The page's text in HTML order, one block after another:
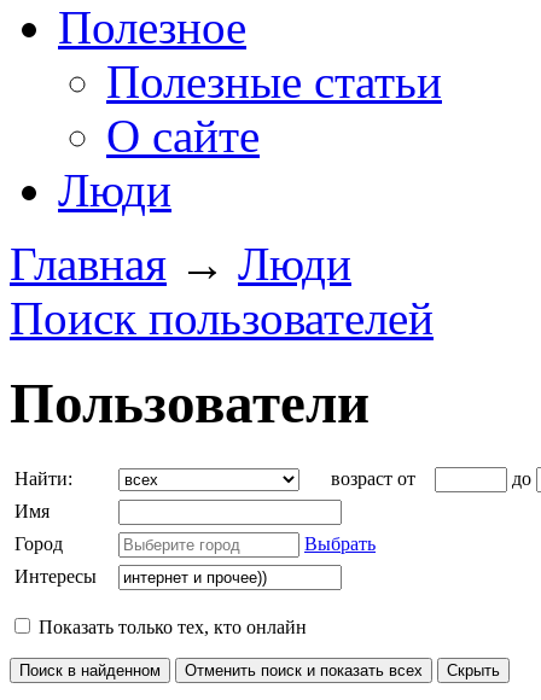
Полезное
Полезные статьи
О сайте
Люди
Главная → Люди
Поиск пользователей
Пользователи
Найти: возраст от
до
Имя
Город
Выбрать
Интересы
Показать только тех, кто онлайн